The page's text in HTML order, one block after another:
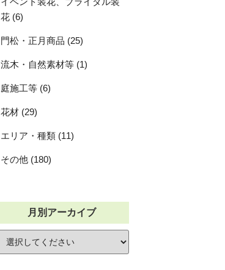
花 (6)
門松・正月商品 (25)
流木・自然素材等 (1)
庭施工等 (6)
花材 (29)
エリア・種類 (11)
その他 (180)
月別アーカイブ